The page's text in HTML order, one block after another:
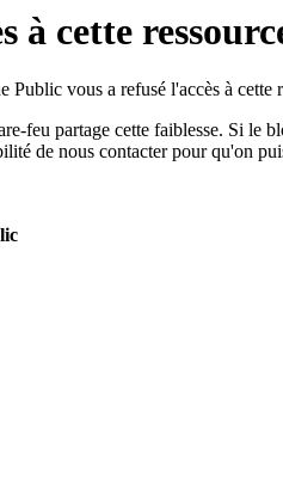
à cette
vous a refusé l'accès à cette
feu partage cette faiblesse. Si le
de nous contacter pour qu'on